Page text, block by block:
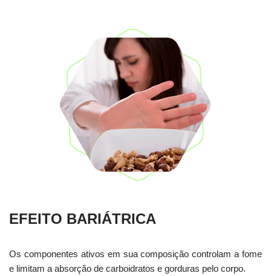
EFEITO BARIÁTRICA
Os componentes ativos em sua composição controlam a fome
e limitam a absorção de carboidratos e gorduras pelo corpo.